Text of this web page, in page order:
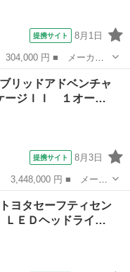
提携サイト 8月1日
ード名： Ｇ 禁煙車
Ｃ Ｂｌｕｅｔｏｏｔ
リッドアドベンチャ
ージＩＩ １オー…
提携サイト 8月3日
レード名： ハイブリ
ＩＩ １オーナー・ユー
ヨタセーフティセン
ＥＤヘッドライ…